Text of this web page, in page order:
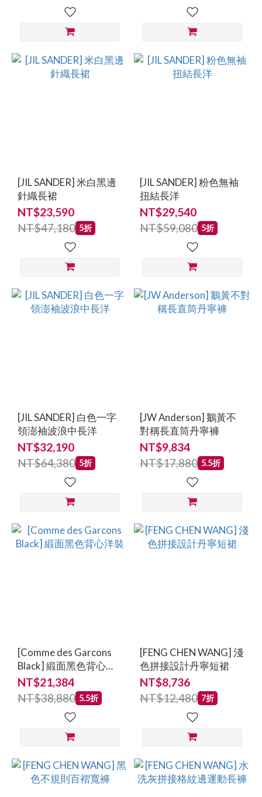
[JIL SANDER] 米白黑邊
針織長裙
NT$23,590
NT$47,180 5折
[JIL SANDER] 粉色無袖
扭結長洋
NT$29,540
NT$59,080 5折
[JIL SANDER] 白色一字
領澎袖波浪中長洋
NT$32,190
NT$64,380 5折
[JW Anderson] 鵝黃不
對稱長直筒丹寧褲
NT$9,834
NT$17,880 5.5折
[Comme des Garcons
Black] 緞面黑色背心洋
裝
NT$21,384
NT$38,880 5.5折
[FENG CHEN WANG] 淺
色拼接設計丹寧短裙
NT$8,736
NT$12,480 7折